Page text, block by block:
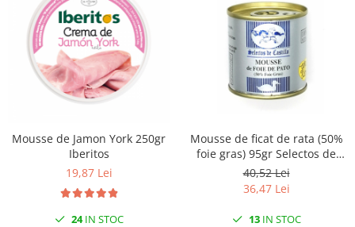
Mousse de Jamon York 250gr
Iberitos
19,87 Lei
24IN STOC
Mousse de ficat de rata (50%
foie gras) 95gr Selectos de
Castilla
40,52 Lei
36,47 Lei
13IN STOC